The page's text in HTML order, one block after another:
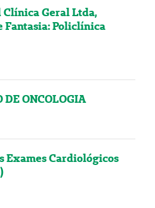
Geral Ltda,
Fantasia: Policlínica
DE ONCOLOGIA
Exames Cardiológicos